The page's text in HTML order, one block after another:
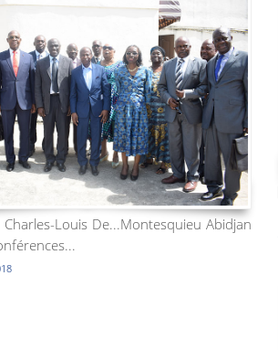
Charles-Louis De...Montesquieu Abidjan